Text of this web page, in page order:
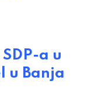
a u
u Banja